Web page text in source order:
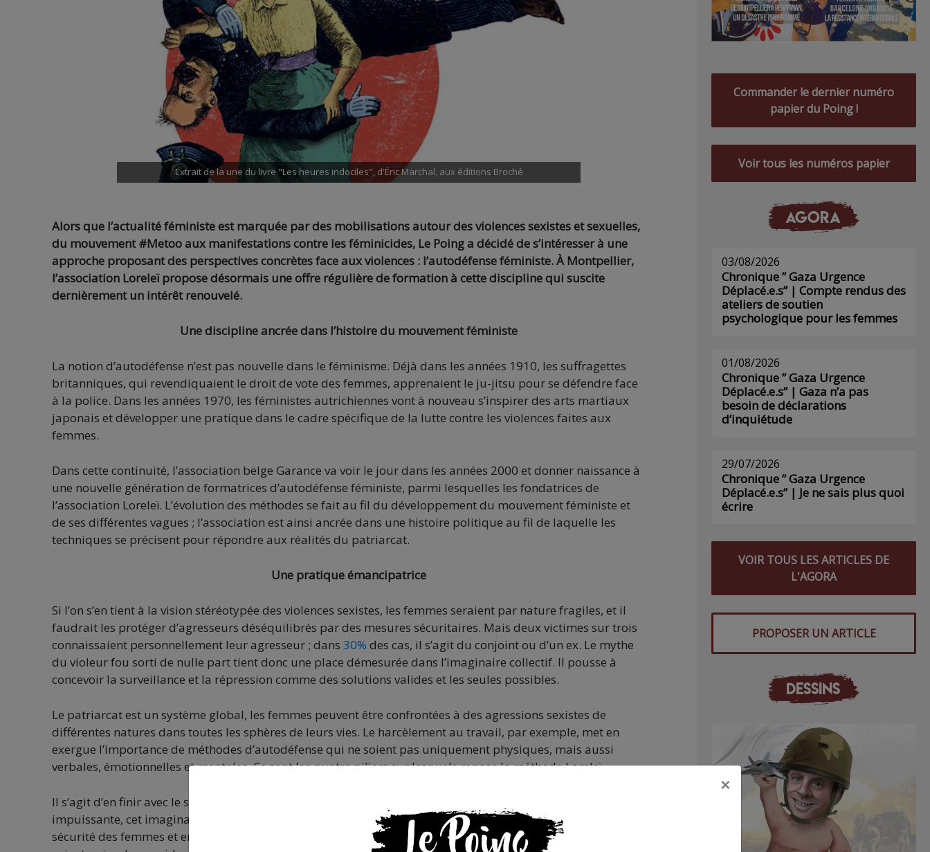
Extrait de la une du livre "Les heures indociles", d'Éric Marchal, aux éditions Broché
Alors que l’actualité féministe est marquée par des mobilisations autour des violences sexistes et sexuelles,
du mouvement #Metoo aux manifestations contre les féminicides, Le Poing a décidé de s’intéresser à une
approche proposant des perspectives concrètes face aux violences : l’autodéfense féministe. À Montpellier,
l’association Loreleï propose désormais une offre régulière de formation à cette discipline qui suscite
dernièrement un intérêt renouvelé.
Une discipline ancrée dans l’histoire du mouvement féministe
La notion d’autodéfense n’est pas nouvelle dans le féminisme. Déjà dans les années 1910, les suffragettes
britanniques, qui revendiquaient le droit de vote des femmes, apprenaient le ju-jitsu pour se défendre face
à la police. Dans les années 1970, les féministes autrichiennes vont à nouveau s’inspirer des arts martiaux
japonais et développer une pratique dans le cadre spécifique de la lutte contre les violences faites aux
femmes.
Dans cette continuité, l’association belge Garance va voir le jour dans les années 2000 et donner naissance à
une nouvelle génération de formatrices d’autodéfense féministe, parmi lesquelles les fondatrices de
l’association Loreleï. L’évolution des méthodes se fait au fil du développement du mouvement féministe et
de ses différentes vagues ; l’association est ainsi ancrée dans une histoire politique au fil de laquelle les
techniques se précisent pour répondre aux réalités du patriarcat.
Une pratique émancipatrice
Si l’on s’en tient à la vision stéréotypée des violences sexistes, les femmes seraient par nature fragiles, et il
faudrait les protéger d’agresseurs déséquilibrés par des mesures sécuritaires. Mais deux victimes sur trois
connaissaient personnellement leur agresseur ; dans 30% des cas, il s’agit du conjoint ou d’un ex. Le mythe
du violeur fou sorti de nulle part tient donc une place démesurée dans l’imaginaire collectif. Il pousse à
concevoir la surveillance et la répression comme des solutions valides et les seules possibles.
Le patriarcat est un système global, les femmes peuvent être confrontées à des agressions sexistes de
différentes natures dans toutes les sphères de leurs vies. Le harcèlement au travail, par exemple, met en
exergue l’importance de méthodes d’autodéfense qui ne soient pas uniquement physiques, mais aussi
verbales, émotionnelles et mentales. Ce sont les quatre piliers sur lesquels repose la méthode Loreleï.
Il s’agit d’en finir avec le scénario qui enferme les femmes dans une position de victime nécessairement
impuissante, cet imaginaire étant nocif à la foi dans la construction d’un discours politique autour de la
sécurité des femmes et en termes d’émancipation individuelle. Le principe central est que les techniques
Commander le dernier numéro
papier du Poing !
Voir tous les numéros papier
AGORA
03/08/2026
Chronique ” Gaza Urgence
Déplacé.e.s” | Compte rendus des
ateliers de soutien
psychologique pour les femmes
01/08/2026
Chronique ” Gaza Urgence
Déplacé.e.s” | Gaza n’a pas
besoin de déclarations
d’inquiétude
29/07/2026
Chronique ” Gaza Urgence
Déplacé.e.s” | Je ne sais plus quoi
écrire
VOIR TOUS LES ARTICLES DE
L'AGORA
PROPOSER UN ARTICLE
DESSINS
×